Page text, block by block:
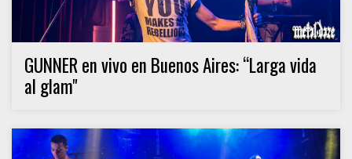
GUNNER en vivo en Buenos Aires: “Larga vida
al glam"